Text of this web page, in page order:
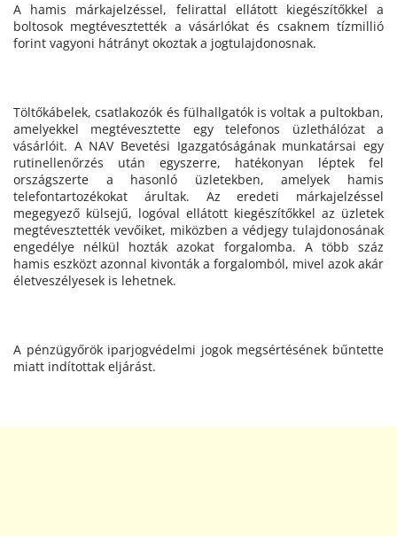
A hamis márkajelzéssel, felirattal ellátott kiegészítőkkel a
boltosok megtévesztették a vásárlókat és csaknem tízmillió
forint vagyoni hátrányt okoztak a jogtulajdonosnak.
Töltőkábelek, csatlakozók és fülhallgatók is voltak a pultokban,
amelyekkel megtévesztette egy telefonos üzlethálózat a
vásárlóit. A NAV Bevetési Igazgatóságának munkatársai egy
rutinellenőrzés után egyszerre, hatékonyan léptek fel
országszerte a hasonló üzletekben, amelyek hamis
telefontartozékokat árultak. Az eredeti márkajelzéssel
megegyező külsejű, logóval ellátott kiegészítőkkel az üzletek
megtévesztették vevőiket, miközben a védjegy tulajdonosának
engedélye nélkül hozták azokat forgalomba. A több száz
hamis eszközt azonnal kivonták a forgalomból, mivel azok akár
életveszélyesek is lehetnek.
A pénzügyőrök iparjogvédelmi jogok megsértésének bűntette
miatt indítottak eljárást.